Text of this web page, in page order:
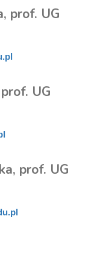
prof. UG
UG
prof. UG